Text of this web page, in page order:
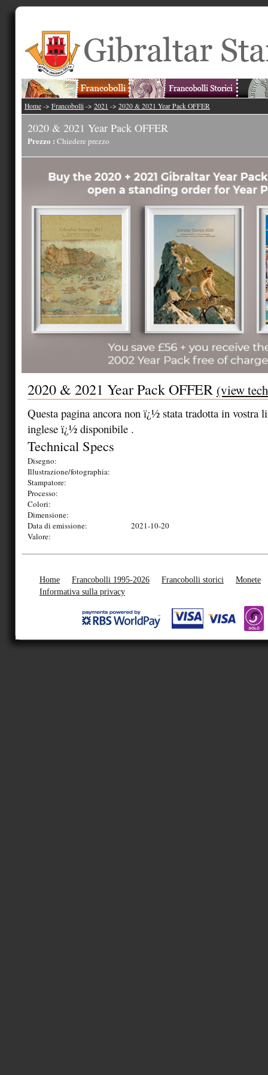
Home -> Francobolli -> 2021 -> 2020 & 2021 Year Pack OFFER
2020 & 2021 Year Pack OFFER
Prezzo : Chiedere prezzo
2020 & 2021 Year Pack OFFER (view
Questa pagina ancora non ï¿½ stata tradotta in vostra
inglese ï¿½ disponibile .
Technical Specs
Disegno:
Illustrazione/fotographia:
Stampatore:
Processo:
Colori:
Dimensione:
Data di emissione:
2021-10-20
Valore:
Home Francobolli 1995-2026 Francobolli storici
Monete
Informativa sulla privacy